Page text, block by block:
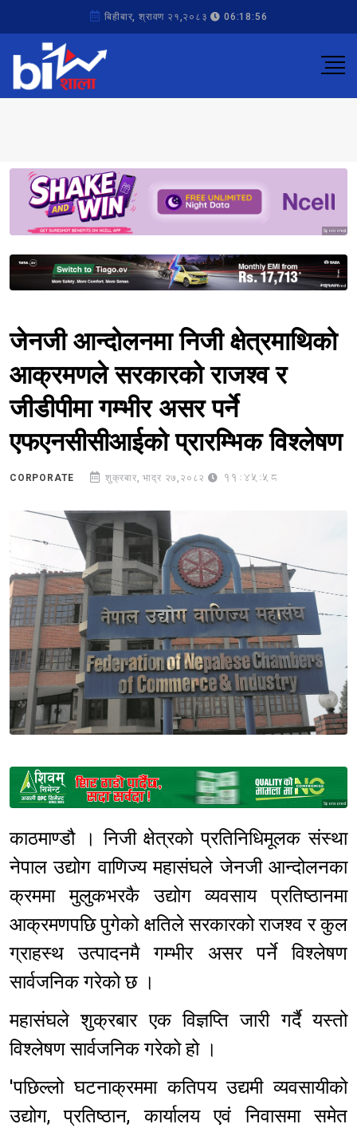
बिहीबार, श्रावण २१,२०८३ 06:18:56
Sponsored
Sponsored
जेनजी आन्दोलनमा निजी क्षेत्रमाथिको
आक्रमणले सरकारको राजश्व र
जीडीपीमा गम्भीर असर पर्ने
एफएनसीसीआईको प्रारम्भिक विश्लेषण
CORPORATE शुक्रबार, भाद्र २७,२०८२ 11:45:58
Sponsored
काठमाण्डौ । निजी क्षेत्रको प्रतिनिधिमूलक संस्था
नेपाल उद्योग वाणिज्य महासंघले जेनजी आन्दोलनका
क्रममा मुलुकभरकै उद्योग व्यवसाय प्रतिष्ठानमा
आक्रमणपछि पुगेको क्षतिले सरकारको राजश्व र कुल
ग्राहस्थ उत्पादनमै गम्भीर असर पर्ने विश्लेषण
सार्वजनिक गरेको छ ।
महासंघले शुक्रबार एक विज्ञप्ति जारी गर्दै यस्तो
विश्लेषण सार्वजनिक गरेको हो ।
'पछिल्लो घटनाक्रममा कतिपय उद्यमी व्यवसायीको
उद्योग, प्रतिष्ठान, कार्यालय एवं निवासमा समेत